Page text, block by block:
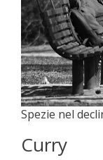
Spezie nel
Curry